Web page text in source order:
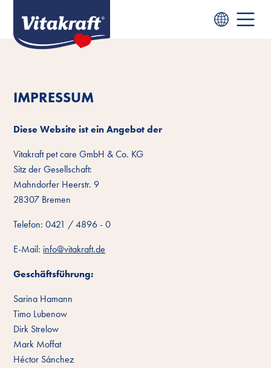
IMPRESSUM
Diese Website ist ein Angebot der
Vitakraft pet care GmbH & Co. KG
Sitz der Gesellschaft:
Mahndorfer Heerstr. 9
28307 Bremen
Telefon: 0421 / 4896 - 0
E-Mail: info@vitakraft.de
Geschäftsführung:
Sarina Hamann
Timo Lubenow
Dirk Strelow
Mark Moffat
Héctor Sánchez